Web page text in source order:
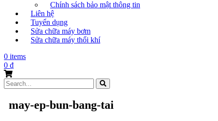
Chính sách bảo mật thông tin
Liên hệ
Tuyển dụng
Sửa chữa máy bơm
Sửa chữa máy thổi khí
0 items
0 ₫
Search
for:
may-ep-bun-bang-tai